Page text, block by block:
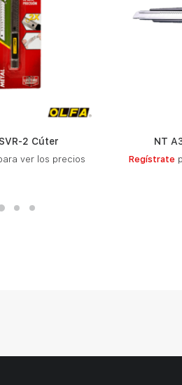
2 Cúter
ver los precios
NT
Regístrate